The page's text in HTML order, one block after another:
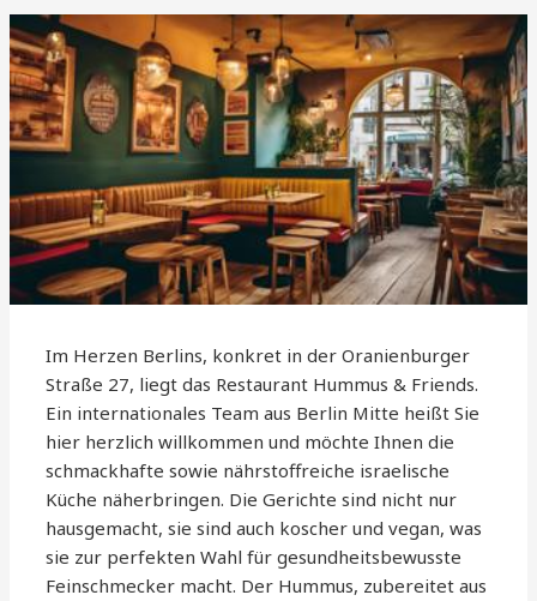
Im Herzen Berlins, konkret in der Oranienburger
Straße 27, liegt das Restaurant Hummus & Friends.
Ein internationales Team aus Berlin Mitte heißt Sie
hier herzlich willkommen und möchte Ihnen die
schmackhafte sowie nährstoffreiche israelische
Küche näherbringen. Die Gerichte sind nicht nur
hausgemacht, sie sind auch koscher und vegan, was
sie zur perfekten Wahl für gesundheitsbewusste
Feinschmecker macht. Der Hummus, zubereitet aus